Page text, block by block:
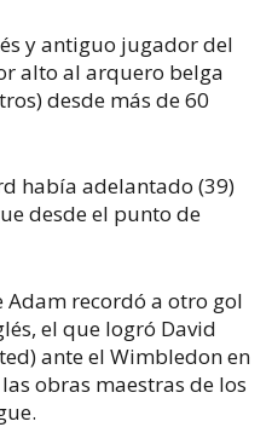
y antiguo jugador del
alto al arquero belga
desde más de 60
había adelantado (39)
desde el punto de
Adam recordó a otro gol
el que logró David
ante el Wimbledon en
obras maestras de los